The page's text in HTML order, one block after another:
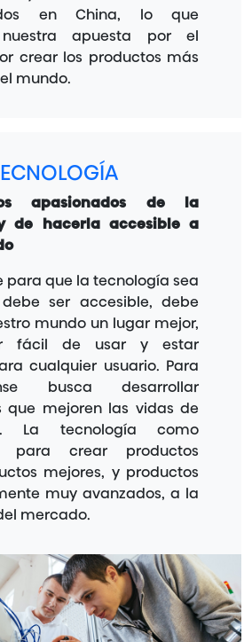
en China, lo que
apuesta por el
crear los productos más
mundo.
apasionados de la
de hacerla accesible a
para que la tecnología sea
ser accesible, debe
mundo un lugar mejor,
fácil de usar y estar
cualquier usuario. Para
busca desarrollar
que mejoren las vidas de
La tecnología como
para crear productos
mejores, y productos
muy avanzados, a la
mercado.